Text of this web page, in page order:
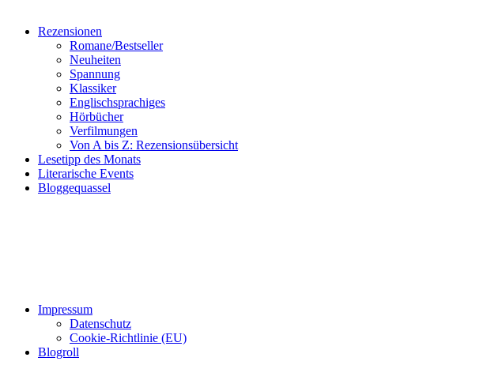
Rezensionen
Romane/Bestseller
Neuheiten
Spannung
Klassiker
Englischsprachiges
Hörbücher
Verfilmungen
Von A bis Z: Rezensionsübersicht
Lesetipp des Monats
Literarische Events
Bloggequassel
Impressum
Datenschutz
Cookie-Richtlinie (EU)
Blogroll